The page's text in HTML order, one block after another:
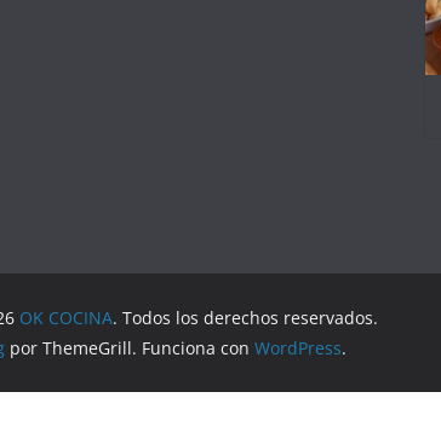
OK COCINA. Todos los derechos reservados.
por ThemeGrill. Funciona con WordPress.